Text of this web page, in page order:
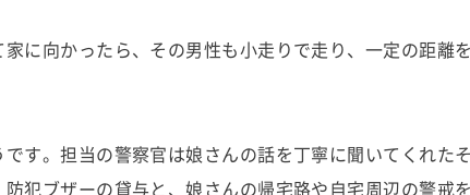
に向かったら、その男性も小走りで走り、一定の距離
す。担当の警察官は娘さんの話を丁寧に聞いてくれた
犯ブザーの貸与と、娘さんの帰宅路や自宅周辺の警戒